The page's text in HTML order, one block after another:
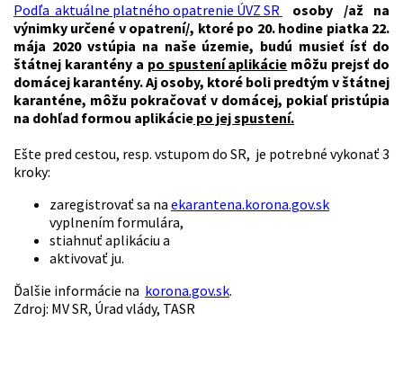
Podľa aktuálne platného opatrenie ÚVZ SR
osoby /až na
výnimky určené v opatrení/, ktoré po 20. hodine piatka 22.
mája 2020 vstúpia na naše územie, budú musieť ísť do
štátnej karantény a po spustení aplikácie môžu prejsť do
domácej karantény. Aj osoby, ktoré boli predtým v štátnej
karanténe, môžu pokračovať v domácej, pokiaľ pristúpia
na dohľad formou aplikácie po jej spustení.
Ešte pred cestou, resp. vstupom do SR, je potrebné vykonať 3
kroky:
zaregistrovať sa na ekarantena.korona.gov.sk
vyplnením formulára,
stiahnuť aplikáciu a
aktivovať ju.
Ďalšie informácie na korona.gov.sk.
Zdroj: MV SR, Úrad vlády, TASR